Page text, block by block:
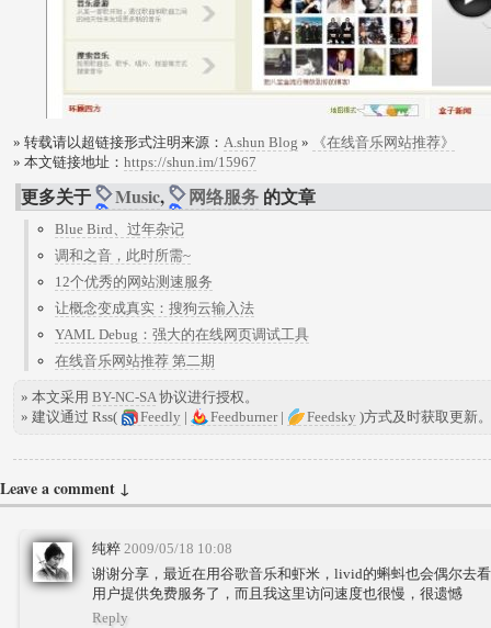
» 转载请以超链接形式注明来源： A.shun Blog »
《在线音乐网站推荐》
» 本文链接地址： https://shun.im/15967
更多关于 Music, 网络服务 的文章
Blue Bird、过年杂记
调和之音，此时所需~
12个优秀的网站测速服务
让概念变成真实：搜狗云输入法
YAML Debug：强大的在线网页调试工具
在线音乐网站推荐 第二期
» 本文采用 BY-NC-SA协议进行授权。
» 建议通过 Rss(
Feedly | Feedburner| Feedsky )方式及时获取更新。
Leave a comment ↓
纯粹 2009/05/18 10:08
谢谢分享，最近在用谷歌音乐和虾米，livid的蝌蚪也会偶尔去
用户提供免费服务了，而且我这里访问速度也很慢，很遗憾
Reply